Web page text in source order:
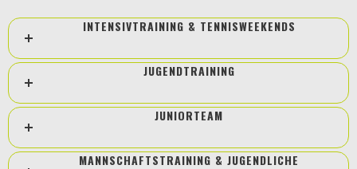
INTENSIVTRAINING & TENNISWEEKENDS
JUGENDTRAINING
JUNIORTEAM
MANNSCHAFTSTRAINING & JUGENDLICHE